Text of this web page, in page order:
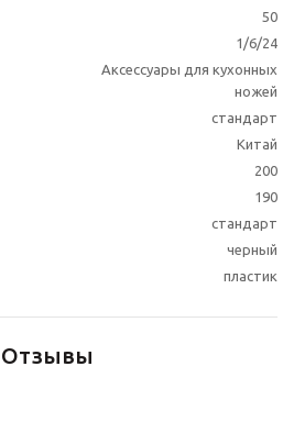
50
1/6/24
Аксессуары для кухонных
ножей
стандарт
Китай
200
190
стандарт
черный
пластик
Отзывы